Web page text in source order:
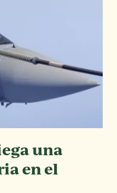
una
en el